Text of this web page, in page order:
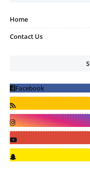
Home
Contact Us